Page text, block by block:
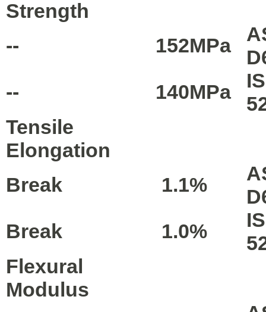
Strength
--
152MPa
--
140MPa
Tensile
Elongation
Break
1.1%
Break
1.0%
Flexural
Modulus